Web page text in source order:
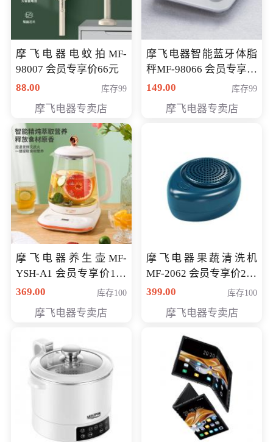
摩飞电器电蚊拍MF-
98007 会员专享价66元
88.00
库存99
摩飞电器专卖店
摩飞电器智能蓝牙体脂
秤MF-98066 会员专享价
98元
149.00 库存99
摩飞电器专卖店
摩飞电器养生壶MF-
YSH-A1 会员专享价198
元
369.00 库存100
摩飞电器专卖店
摩飞电器果蔬清洗机
MF-2062 会员专享价268
元
399.00 库存100
摩飞电器专卖店